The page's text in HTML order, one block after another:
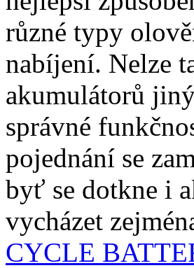
různé typy
nabíjení. Nelze
akumulátorů
správné
pojednání se
byť se dotkne i
vycházet
CYCLE